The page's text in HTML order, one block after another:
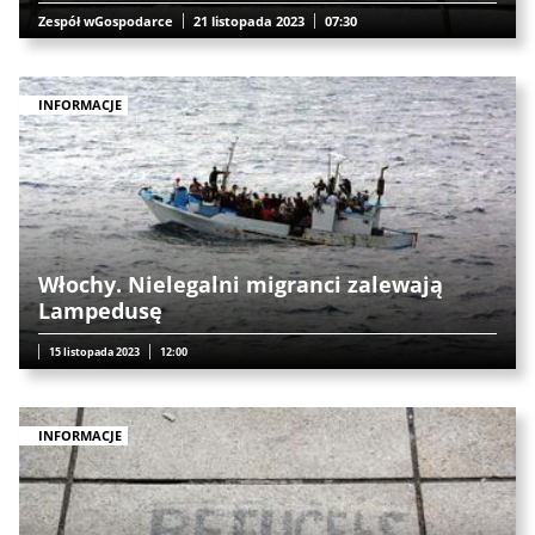
Zespół wGospodarce 21 listopada 2023 07:30
INFORMACJE
Włochy. Nielegalni migranci zalewają
Lampedusę
15 listopada 2023 12:00
INFORMACJE